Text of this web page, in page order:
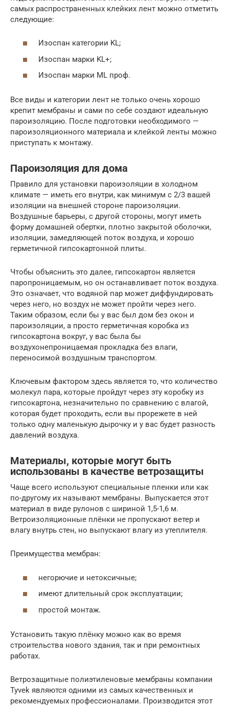
самых распространенных клейких лент можно отметить
следующие:
Изоспан категории KL;
Изоспан марки KL+;
Изоспан марки ML проф.
Все виды и категории лент не только очень хорошо
крепит мембраны и сами по себе создают идеальную
пароизоляцию. После подготовки необходимого —
пароизоляционного материала и клейкой ленты можно
приступать к монтажу.
Пароизоляция для дома
Правило для установки пароизоляции в холодном
климате — иметь его внутри, как минимум с 2/3 вашей
изоляции на внешней стороне пароизоляции.
Воздушные барьеры, с другой стороны, могут иметь
форму домашней обертки, плотно закрытой оболочки,
изоляции, замедляющей поток воздуха, и хорошо
герметичной гипсокартонной плиты.
Чтобы объяснить это далее, гипсокартон является
паропроницаемым, но он останавливает поток воздуха.
Это означает, что водяной пар может диффундировать
через него, но воздух не может пройти через него.
Таким образом, если бы у вас был дом без окон и
пароизоляции, а просто герметичная коробка из
гипсокартона вокруг, у вас была бы
воздухонепроницаемая прокладка без влаги,
переносимой воздушным транспортом.
Ключевым фактором здесь является то, что количество
молекул пара, которые пройдут через эту коробку из
гипсокартона, незначительно по сравнению с влагой,
которая будет проходить, если вы прорежете в ней
только одну маленькую дырочку и у вас будет разность
давлений воздуха.
Материалы, которые могут быть
использованы в качестве ветрозащиты
Чаще всего используют специальные пленки или как
по-другому их называют мембраны. Выпускается этот
материал в виде рулонов с шириной 1,5-1,6 м.
Ветроизоляционные плёнки не пропускают ветер и
влагу внутрь стен, но выпускают влагу из утеплителя.
Преимущества мембран:
негорючие и нетоксичные;
имеют длительный срок эксплуатации;
простой монтаж.
Установить такую плёнку можно как во время
строительства нового здания, так и при ремонтных
работах.
Ветрозащитные полиэтиленовые мембраны компании
Tyvek являются одними из самых качественных и
рекомендуемых профессионалами. Производится этот